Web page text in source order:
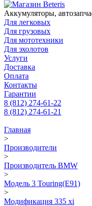
Аккумуляторы,
Для легковых
Для грузовых
Для мототехники
Для эхолотов
Услуги
Доставка
Оплата
Контакты
Гарантии
8 (812) 274-61-22
8 (812) 274-61-21
Главная
>
Производители
>
Производитель BMW
>
Модель 3 Touring(E91)
>
Модификация 335 xi